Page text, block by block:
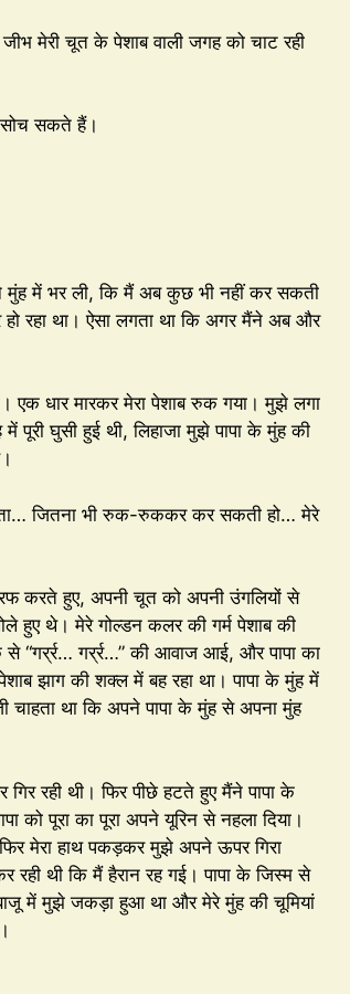
मेरी चूत के पेशाब वाली जगह को चाट रही
सोच सकते हैं।
मुंह में भर ली, कि मैं अब कुछ भी नहीं कर सकती
हो रहा था। ऐसा लगता था कि अगर मैंने अब और
एक धार मारकर मेरा पेशाब रुक गया। मुझे लगा
पूरी घुसी हुई थी, लिहाजा मुझे पापा के मुंह की
जितना भी रुक-रुककर कर सकती हो… मेरे
करते हुए, अपनी चूत को अपनी उंगलियों से
हुए थे। मेरे गोल्डन कलर की गर्म पेशाब की
गर्र्र…” की आवाज आई, और पापा का
झाग की शक्ल में बह रहा था। पापा के मुंह में
चाहता था कि अपने पापा के मुंह से अपना मुंह
गिर रही थी। फिर पीछे हटते हुए मैंने पापा के
को पूरा का पूरा अपने यूरिन से नहला दिया।
फिर मेरा हाथ पकड़कर मुझे अपने ऊपर गिरा
रही थी कि मैं हैरान रह गई। पापा के जिस्म से
में मुझे जकड़ा हुआ था और मेरे मुंह की चूमियां